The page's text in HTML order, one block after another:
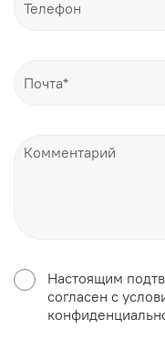
Настоящим
согласен с